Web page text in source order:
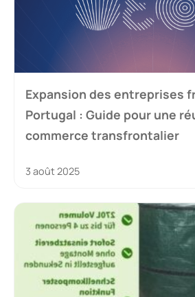
Expansion des entreprises
Portugal : Guide pour une
commerce transfrontalier
3 août 2025